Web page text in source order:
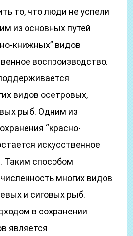
то, что люди не успели
из основных путей
книжных” видов
воспроизводство.
видов осетровых,
рыб. Одним из
“красно-
искусственное
Таким способом
многих видов
и сиговых рыб.
в сохранении
является